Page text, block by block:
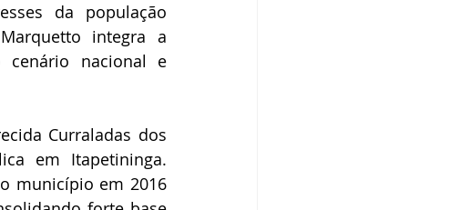
da população
integra a
cenário nacional e
Curraladas dos
em Itapetininga.
município em 2016